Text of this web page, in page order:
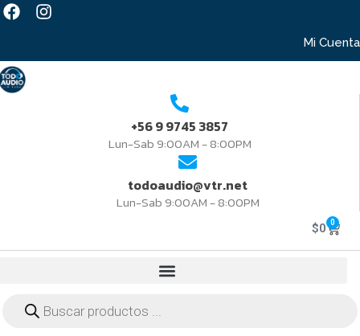
Mi Cuenta
+56 9 9745 3857
Lun-Sab 9:00AM - 8:00PM
todoaudio@vtr.net
Lun-Sab 9:00AM - 8:00PM
$0 0